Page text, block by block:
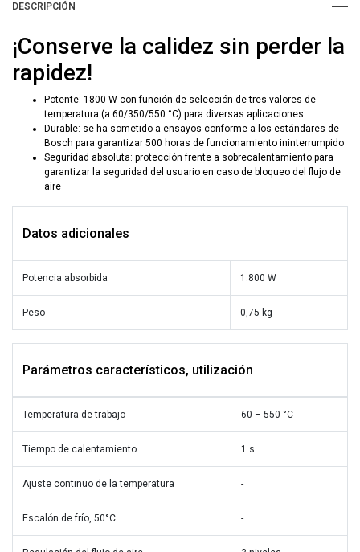
DESCRIPCIÓN
¡Conserve la calidez sin perder la
rapidez!
Potente: 1800 W con función de selección de tres valores de
temperatura (a 60/350/550 °C) para diversas aplicaciones
Durable: se ha sometido a ensayos conforme a los estándares de
Bosch para garantizar 500 horas de funcionamiento ininterrumpido
Seguridad absoluta: protección frente a sobrecalentamiento para
garantizar la seguridad del usuario en caso de bloqueo del flujo de
aire
Datos adicionales
Potencia absorbida 1.800 W
Peso 0,75 kg
Parámetros característicos, utilización
Temperatura de trabajo 60 – 550 °C
Tiempo de calentamiento 1 s
Ajuste continuo de la temperatura -
Escalón de frío, 50°C -